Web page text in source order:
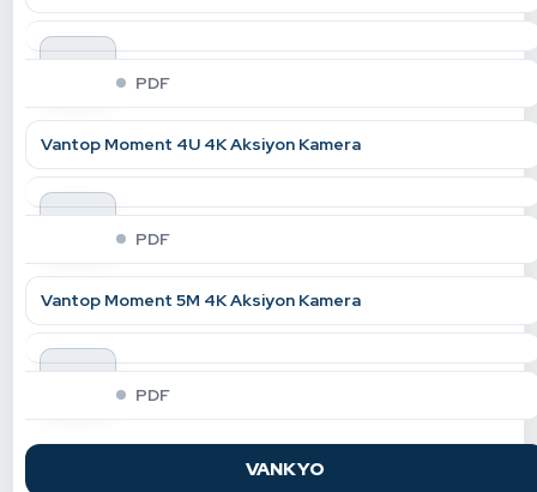
indir
PDF
Vantop Moment 4U 4K Aksiyon Kamera
indir
PDF
Vantop Moment 5M 4K Aksiyon Kamera
indir
PDF
VANKYO